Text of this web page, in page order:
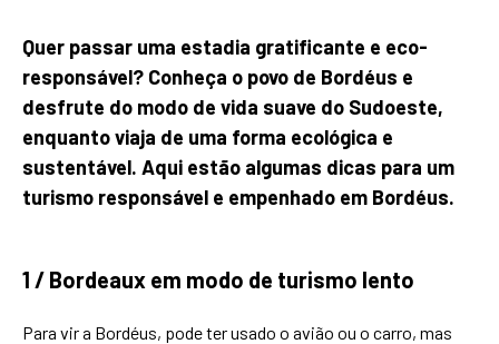
Quer passar uma estadia gratificante e eco-
responsável? Conheça o povo de Bordéus e
desfrute do modo de vida suave do Sudoeste,
enquanto viaja de uma forma ecológica e
sustentável. Aqui estão algumas dicas para um
turismo responsável e empenhado em Bordéus.
1 / Bordeaux em modo de turismo lento
Para vir a Bordéus, pode ter usado o avião ou o carro, mas